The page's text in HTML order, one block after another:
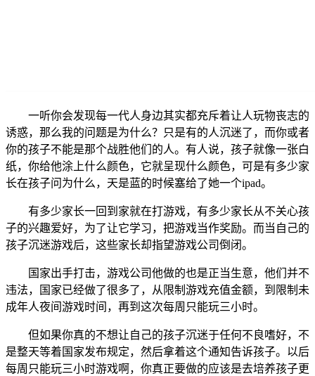
一听你会发现每一代人身边其实都充斥着让人玩物丧志的
诱惑，那么我的问题是为什么？只是有的人沉迷了，而你或者
你的孩子不能是那个战胜他们的人。有人说，孩子就像一张白
纸，你给他涂上什么颜色，它就呈现什么颜色，可是有多少家
长在孩子问为什么，天是蓝的时候塞给了她一个ipad。
有多少家长一回到家就在打游戏，有多少家长从不关心孩
子的兴趣爱好，为了让它学习，把游戏当作奖励。而当自己的
孩子沉迷游戏后，这些家长却指望游戏公司倒闭。
国家出手打击，游戏公司他做的也是正当生意，他们并不
违法，国家已经做了很多了，从限制游戏充值金额，到限制未
成年人夜间游戏时间，再到这次每周只能玩三小时。
但如果你真的不想让自己的孩子沉迷于任何不良嗜好，不
是整天等着国家发布规定，然后拿着这个通知告诉孩子。以后
每周只能玩三小时游戏啊，你真正要做的应该是去培养孩子更